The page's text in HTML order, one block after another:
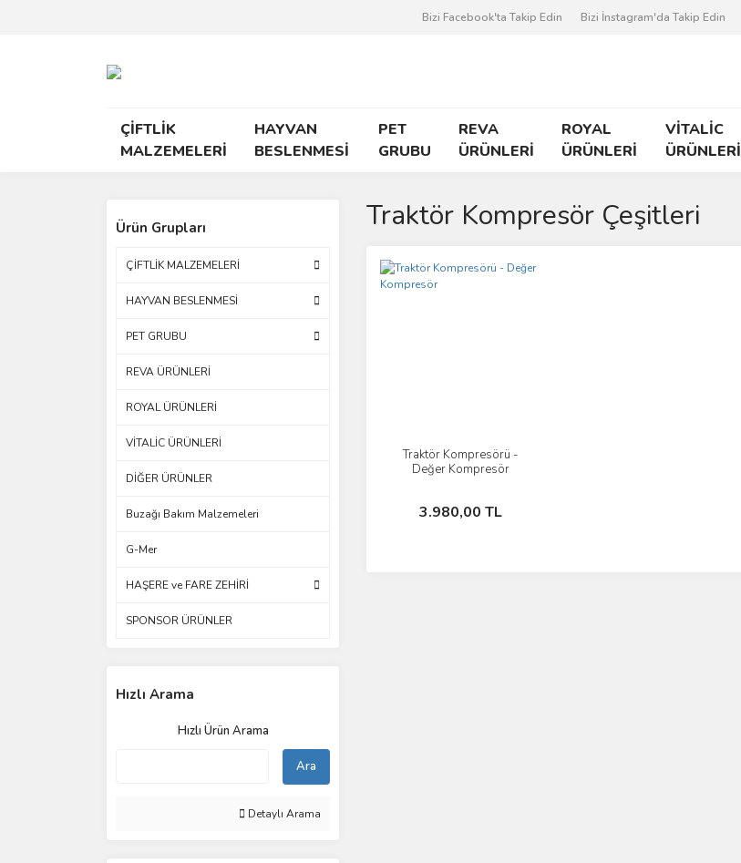
Bizi Facebook'ta Takip Edin Bizi İnstagram'da Takip Edin
ÇİFTLİK
MALZEMELERİ
HAYVAN
BESLENMESİ
PET
GRUBU
REVA
ÜRÜNLERİ
ROYAL
ÜRÜNLERİ
VİTALİC
ÜRÜNLERİ
Ürün Grupları
ÇİFTLİK MALZEMELERİ
HAYVAN BESLENMESİ
PET GRUBU
REVA ÜRÜNLERİ
ROYAL ÜRÜNLERİ
VİTALİC ÜRÜNLERİ
DİĞER ÜRÜNLER
Buzağı Bakım Malzemeleri
G-Mer
HAŞERE ve FARE ZEHİRİ
SPONSOR ÜRÜNLER
Hızlı Arama
Hızlı Ürün Arama
Ara
Detaylı Arama
Traktör Kompresör Çeşitleri
Traktör Kompresörü -
Değer Kompresör
3.980,00 TL
İncele
Sepete Ekle